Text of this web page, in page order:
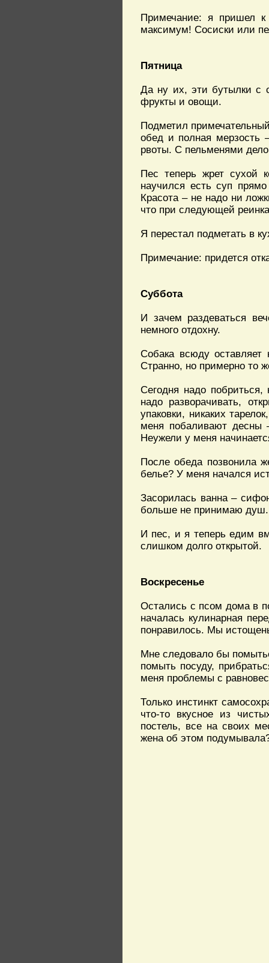
Примечание: я пришел
максимум! Сосиски или
Пятница
Да ну их, эти бутылки с
фрукты и овощи.
Подметил
обед и полная мерзость
рвоты. С пельменями
Пес теперь жрет сухой
научился есть суп
Красота – не надо ни
что при следующей
Я перестал подметать в
Примечание: придется
Суббота
И зачем раздеваться
немного отдохну.
Собака всюду оставляет
Странно, но примерно то
Сегодня надо побриться,
надо разворачивать,
упаковки, никаких
меня побаливают десны
Неужели у меня
После обеда позвонила
белье? У меня начался
Засорилась ванна –
больше не принимаю душ.
И пес, и я теперь едим
слишком долго открытой.
Воскресенье
Остались с псом дома в
началась кулинарная
понравилось. Мы
Мне следовало бы
помыть посуду,
меня проблемы с
Только инстинкт
что-то вкусное из
постель, все на своих
жена об этом